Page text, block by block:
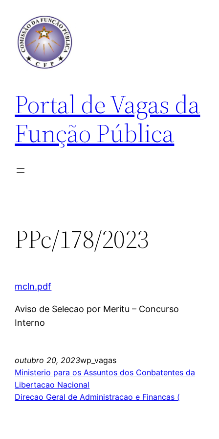
conteúdo
Portal de Vagas da
Função Pública
PPc/178/2023
mcln.pdf
Aviso de Selecao por Meritu – Concurso
Interno
outubro 20, 2023wp_vagas
Ministerio para os Assuntos dos Conbatentes da
Libertacao Nacional
Direcao Geral de Administracao e Financas (